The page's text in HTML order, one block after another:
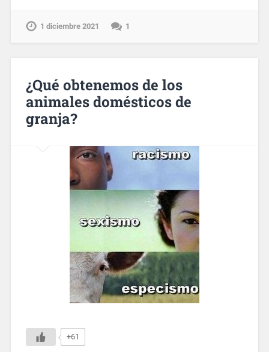
1 diciembre 2021 1
¿Qué obtenemos de los
animales domésticos de
granja?
+61